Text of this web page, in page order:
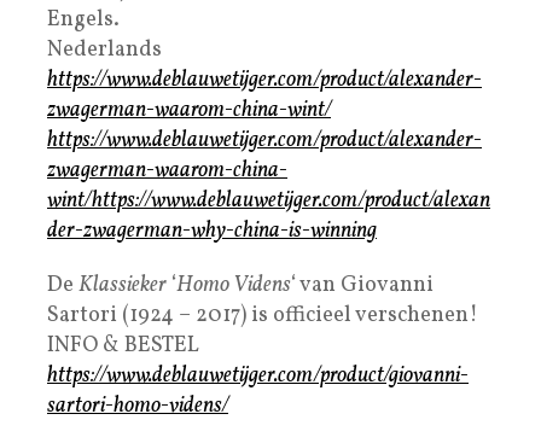
Engels.
Nederlands
https://www.deblauwetijger.com/product/alexander-
zwagerman-waarom-china-wint/
https://www.deblauwetijger.com/product/alexander-
zwagerman-waarom-china-
wint/https://www.deblauwetijger.com/product/alexan
der-zwagerman-why-china-is-winning
De Klassieker ‘Homo Videns‘ van Giovanni
Sartori (1924 – 2017) is officieel verschenen!
INFO & BESTEL
https://www.deblauwetijger.com/product/giovanni-
sartori-homo-videns/